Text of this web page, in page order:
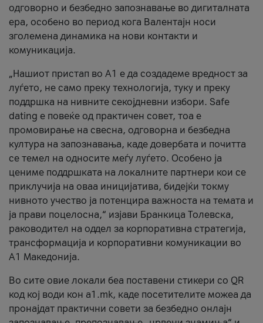
одговорно и безбедно запознавање во дигиталната
ера, особено во период кога Валентајн носи
зголемена динамика на нови контакти и
комуникација.
„Нашиот пристап во А1 е да создадеме вредност за
луѓето, не само преку технологија, туку и преку
поддршка на нивните секојдневни избори. Safe
dating е повеќе од практичен совет, тоа е
промовирање на свесна, одговорна и безбедна
култура на запознавања, каде довербата и почитта
се темел на односите меѓу луѓето. Особено ја
цениме поддршката на локалните партнери кои се
приклучија на оваа иницијатива, бидејќи токму
нивното учество ја потенцира важноста на темата и
ја прави поцелосна,“ изјави Бранкица Толевска,
раководител на оддел за корпоративна стратегија,
трансформација и корпоративни комуникации во
А1 Македонија.
Во сите овие локали беа поставени стикери со QR
код кој води кон a1.mk, каде посетителите можеа да
пронајдат практични совети за безбедно онлајн